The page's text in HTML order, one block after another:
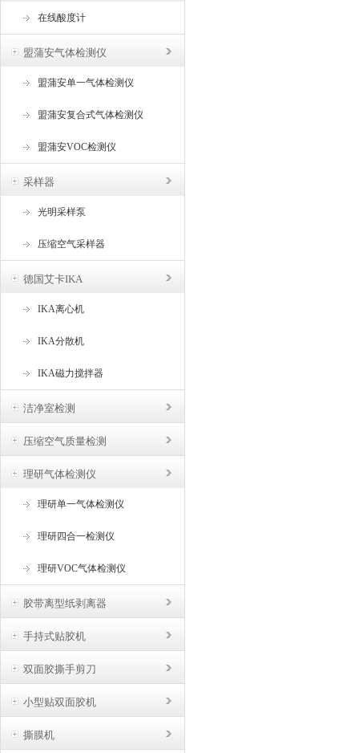
在线酸度计
盟蒲安气体检测仪
盟蒲安单一气体检测仪
盟蒲安复合式气体检测仪
盟蒲安VOC检测仪
采样器
光明采样泵
压缩空气采样器
德国艾卡IKA
IKA离心机
IKA分散机
IKA磁力搅拌器
洁净室检测
压缩空气质量检测
理研气体检测仪
理研单一气体检测仪
理研四合一检测仪
理研VOC气体检测仪
胶带离型纸剥离器
手持式贴胶机
双面胶撕手剪刀
小型贴双面胶机
撕膜机